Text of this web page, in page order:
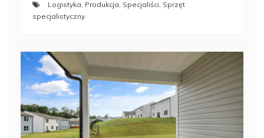
Logistyka, Produkcja, Specjaliści, Sprzęt
specjalistyczny